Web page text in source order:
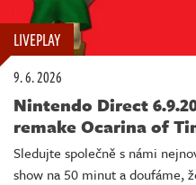
LIVEPLAY
9. 6. 2026
Nintendo Direct
remake Ocarina of
Sledujte společně s námi
show na 50 minut a doufáme,